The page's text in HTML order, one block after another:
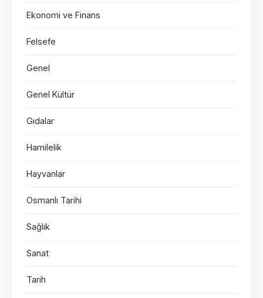
Ekonomi ve Finans
Felsefe
Genel
Genel Kültür
Gıdalar
Hamilelik
Hayvanlar
Osmanlı Tarihi
Sağlık
Sanat
Tarih